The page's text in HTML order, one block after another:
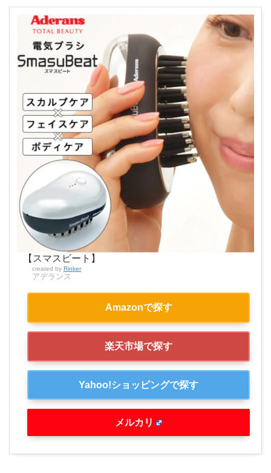
【スマスビート】
created by Rinker
アデランス
Amazonで探す
楽天市場で探す
Yahoo!ショッピングで探す
メルカリ